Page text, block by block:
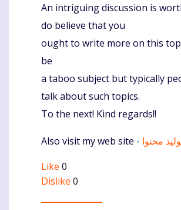
Komentaras
An intriguing discussion is
do believe that you
ought to write more on this
be
a taboo subject but typically
talk about such topics.
To the next! Kind regards!!
Also visit my web site - محتوا
Like 0
Dislike 0